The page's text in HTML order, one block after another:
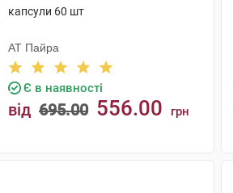
капсули 60 шт
АТ Пайра
Є в наявності
від 695.00 556.00 грн